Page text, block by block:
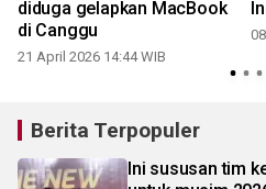
diduga gelapkan MacBook
di Canggu
21 April 2026 14:44 WIB
Berita Terpopuler
Ini sususan tim